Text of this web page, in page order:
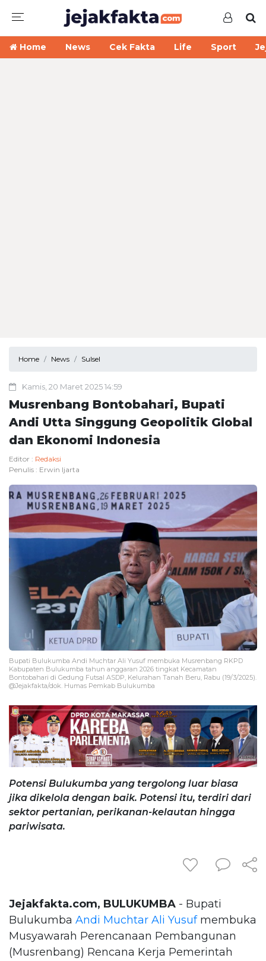
Home News Cek Fakta Life Sport
Home News Sulsel
Kamis, 20 Maret 2025 14:59
Musrenbang Bontobahari, Bupati
Andi Utta Singgung Geopolitik Global
dan Ekonomi Indonesia
Editor : Redaksi
Penulis : Erwin Ijarta
Bupati Bulukumba Andi Muchtar Ali Yusuf membuka Musrenbang RKPD
Kabupaten Bulukumba tahun anggaran 2026 tingkat Kecamatan
Bontobahari di Gedung Futsal ASDP, Kelurahan Tanah Beru, Rabu (19/3/2025).
@Jejakfakta/dok. Humas Pemkab Bulukumba
Potensi Bulukumba yang tergolong luar biasa
jika dikelola dengan baik. Potensi itu, terdiri dari
sektor pertanian, perikanan-kelautan hingga
pariwisata.
Jejakfakta.com, BULUKUMBA - Bupati
Bulukumba Andi Muchtar Ali Yusufmembuka
Musyawarah Perencanaan Pembangunan
(Musrenbang) Rencana Kerja Pemerintah